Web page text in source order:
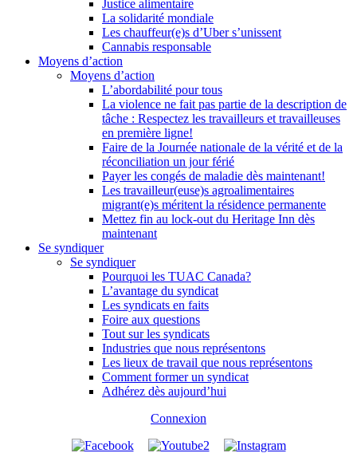
Justice alimentaire
La solidarité mondiale
Les chauffeur(e)s d’Uber s’unissent
Cannabis responsable
Moyens d’action
Moyens d’action
L’abordabilité pour tous
La violence ne fait pas partie de la description de
tâche : Respectez les travailleurs et travailleuses
en première ligne!
Faire de la Journée nationale de la vérité et de la
réconciliation un jour férié
Payer les congés de maladie dès maintenant!
Les travailleur(euse)s agroalimentaires
migrant(e)s méritent la résidence permanente
Mettez fin au lock-out du Heritage Inn dès
maintenant
Se syndiquer
Se syndiquer
Pourquoi les TUAC Canada?
L’avantage du syndicat
Les syndicats en faits
Foire aux questions
Tout sur les syndicats
Industries que nous représentons
Les lieux de travail que nous représentons
Comment former un syndicat
Adhérez dès aujourd’hui
Connexion